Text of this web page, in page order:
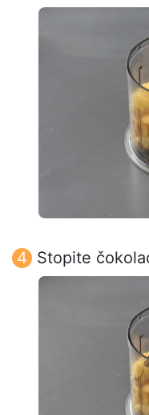
Stopite